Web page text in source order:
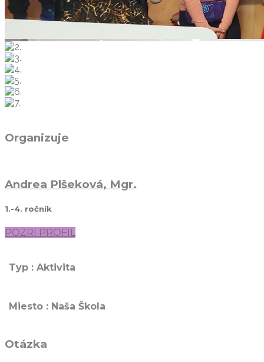
Organizuje
Andrea Plšeková, Mgr.
1.-4. ročník
POZRI PROFIL
Typ : Aktivita
Miesto : Naša Škola
Otázka